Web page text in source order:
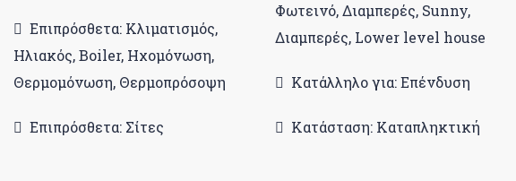
Επιπρόσθετα: Κλιματισμός,
Ηλιακός, Boiler, Ηχομόνωση,
Θερμομόνωση, Θερμοπρόσοψη
Επιπρόσθετα: Σίτες
Φωτεινό, Διαμπερές, Sunny,
Διαμπερές, Lower level house
Κατάλληλο για: Επένδυση
Κατάσταση: Καταπληκτική